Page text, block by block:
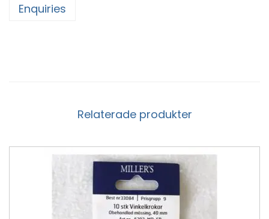
Enquiries
Relaterade produkter